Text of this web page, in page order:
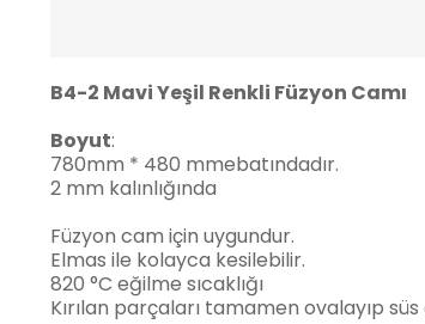
B4-2 Mavi Yeşil Renkli Füzyon Camı
Boyut:
780mm * 480 mmebatındadır.
2 mm kalınlığında
Füzyon cam için uygundur.
Elmas ile kolayca kesilebilir.
820 °C eğilme sıcaklığı
Kırılan parçaları tamamen ovalayıp